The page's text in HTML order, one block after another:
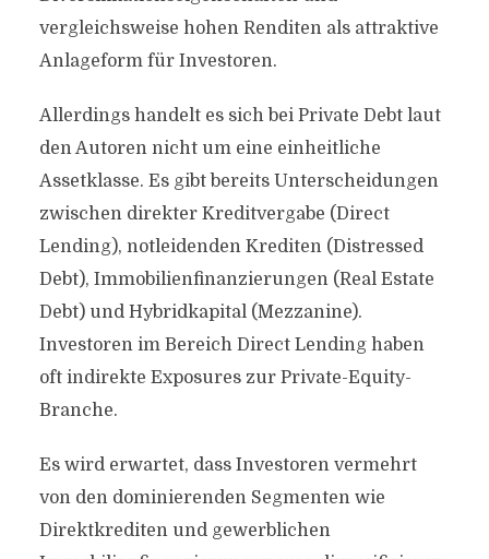
vergleichsweise hohen Renditen als attraktive
Anlageform für Investoren.
Allerdings handelt es sich bei Private Debt laut
den Autoren nicht um eine einheitliche
Assetklasse. Es gibt bereits Unterscheidungen
zwischen direkter Kreditvergabe (Direct
Lending), notleidenden Krediten (Distressed
Debt), Immobilienfinanzierungen (Real Estate
Debt) und Hybridkapital (Mezzanine).
Investoren im Bereich Direct Lending haben
oft indirekte Exposures zur Private-Equity-
Branche.
Es wird erwartet, dass Investoren vermehrt
von den dominierenden Segmenten wie
Direktkrediten und gewerblichen